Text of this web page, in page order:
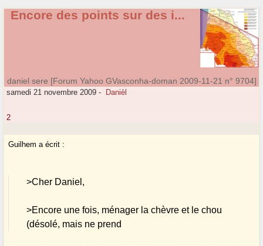
Encore des points sur des i...
daniel sere [Forum Yahoo GVasconha-doman 2009-11-21 n° 9704]
samedi 21 novembre 2009 - Danièl
2
Guilhem a écrit :
>Cher Daniel,
>Encore une fois, ménager la chèvre et le chou
(désolé, mais ne prend